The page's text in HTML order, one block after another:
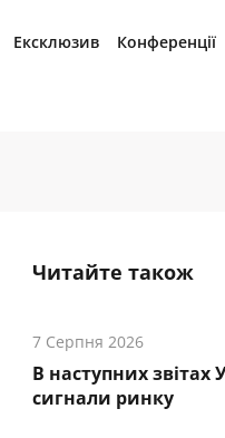
Ексклюзив Конференції
Читайте також
7 Серпня 2026
В наступних звітах
cигнали ринку